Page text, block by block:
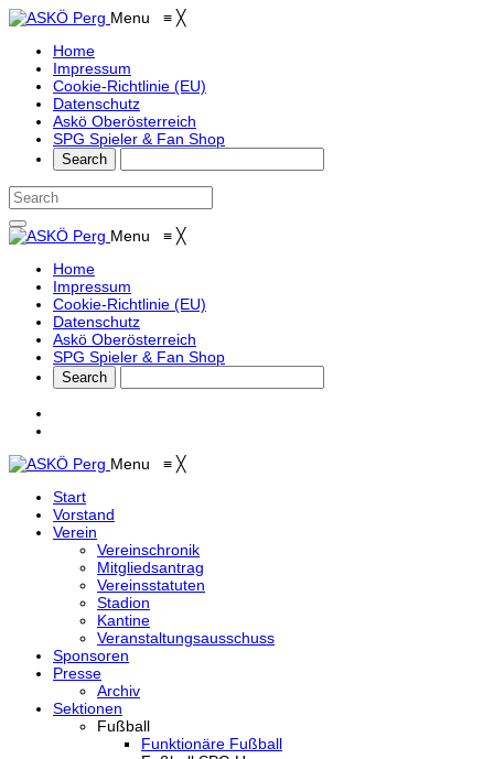
Menu ≡ ╳
Home
Impressum
Cookie-Richtlinie (EU)
Datenschutz
Askö Oberösterreich
SPG Spieler & Fan Shop
Menu ≡ ╳
Home
Impressum
Cookie-Richtlinie (EU)
Datenschutz
Askö Oberösterreich
SPG Spieler & Fan Shop
Menu ≡ ╳
Start
Vorstand
Verein
Vereinschronik
Mitgliedsantrag
Vereinsstatuten
Stadion
Kantine
Veranstaltungsausschuss
Sponsoren
Presse
Archiv
Sektionen
Fußball
Funktionäre Fußball